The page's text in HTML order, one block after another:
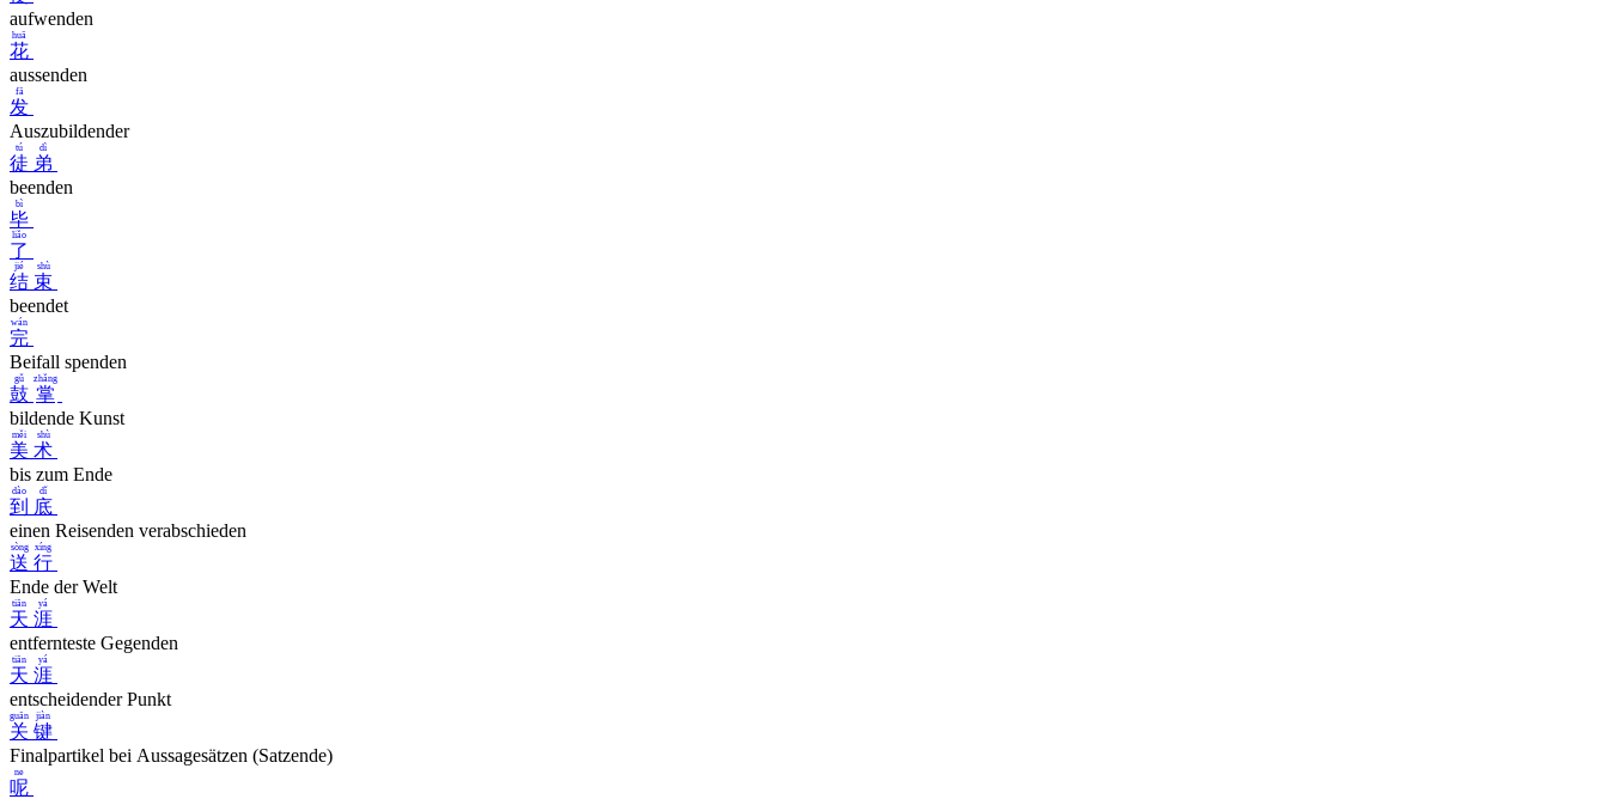
aufwenden
花
huā
aussenden
发
fā
Auszubildender
徒
tú
弟
dì
beenden
毕
bì
了
liǎo
结
jié
束
shù
beendet
完
wán
Beifall spenden
鼓
gǔ
掌
zhǎng
bildende Kunst
美
měi
术
shù
bis zum Ende
到
dào
底
dǐ
einen Reisenden verabschieden
送
sòng
行
xíng
Ende der Welt
天
tiān
涯
yá
entfernteste Gegenden
天
tiān
涯
yá
entscheidender Punkt
关
guān
键
jiàn
Finalpartikel bei Aussagesätzen (Satzende)
呢
ne